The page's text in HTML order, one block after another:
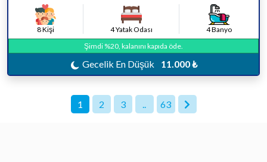
8 Kişi 4 Yatak Odası
4 Banyo
Şimdi %20, kalanını kapıda öde.
Gecelik En Düşük 11.000 ₺
1 2 3 .. 63